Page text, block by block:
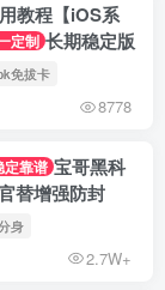
教程【iOS系
定制 长期稳定版
免拔卡
8778
定靠谱 宝哥黑科
替增强防封
身
2.7W+